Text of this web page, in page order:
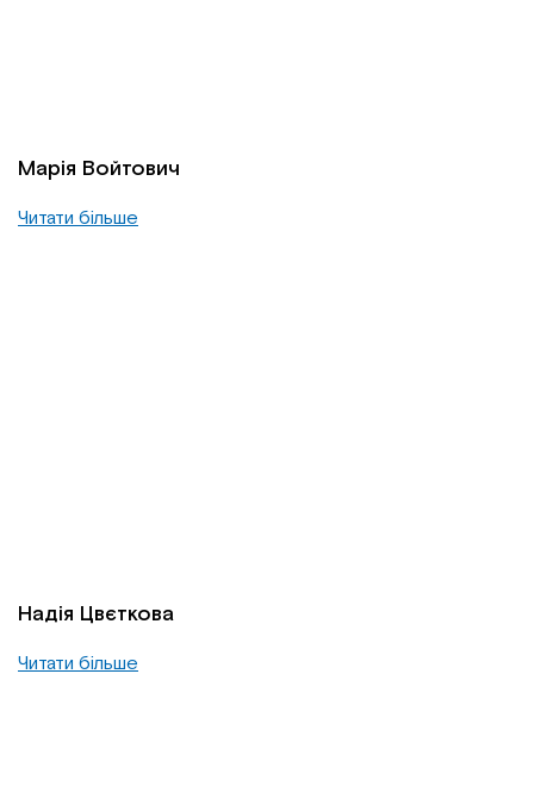
Марія Войтович
Читати більше
Надія Цвєткова
Читати більше